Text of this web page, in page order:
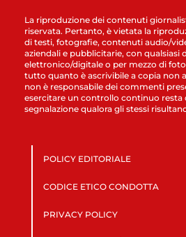
La riproduzione dei contenuti
riservata. Pertanto, è vietata la
di testi, fotografie, contenuti audio/
aziendali e pubblicitarie, con qualsiasi
elettronico/digitale o per mezzo di
tutto quanto è ascrivibile a copia non
non è responsabile dei commenti
esercitare un controllo continuo resta
segnalazione qualora gli stessi
POLICY EDITORIALE
CODICE ETICO CONDOTTA
PRIVACY POLICY